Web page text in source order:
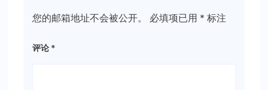
您的邮箱地址不会被公开。 必填项已用 * 标注
评论 *